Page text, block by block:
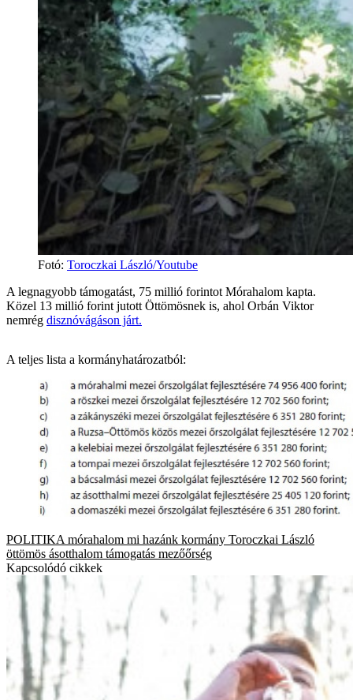
Fotó: Toroczkai László/Youtube
A legnagyobb támogatást, 75 millió forintot Mórahalom kapta.
Közel 13 millió forint jutott Öttömösnek is, ahol Orbán Viktor
nemrég disznóvágáson járt.
A teljes lista a kormányhatározatból:
POLITIKA mórahalom mi hazánk kormány Toroczkai László
öttömös ásotthalom támogatás mezőőrség
Kapcsolódó cikkek